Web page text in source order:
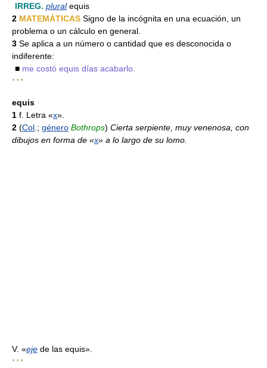
IRREG. pluralequis
2 MATEMÁTICAS Signo de la incógnita en una ecuación, un
problema o un cálculo en general.
3 Se aplica a un número o cantidad que es desconocida o
indiferente:
■ me costó equis días acabarlo.
* * *
equis
1 f. Letra «x».
2 (Col .; género Bothrops) Cierta serpiente, muy venenosa, con
dibujos en forma de «x» a lo largo de su lomo.
V. «eje de las equis».
* * *